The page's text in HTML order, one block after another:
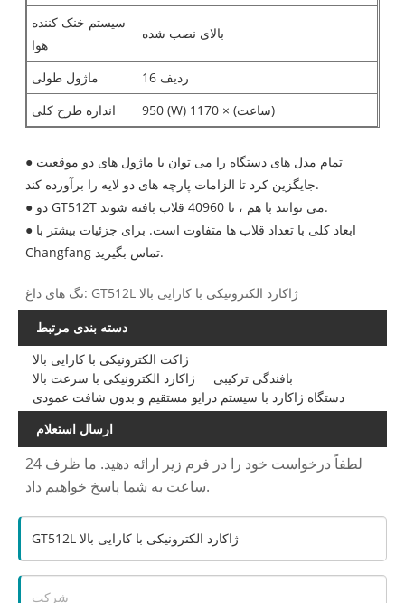
سیستم خنک کننده
هوا
بالای نصب شده
ماژول طولی
16 ردیف
اندازه طرح کلی
950 (W) 1170 × (ساعت)
● تمام مدل های دستگاه را می توان با ماژول های دو موقعیت
جایگزین کرد تا الزامات پارچه های دو لایه را برآورده کند.
● دو GT512T می توانند با هم ، تا 40960 قلاب بافته شوند.
● ابعاد کلی با تعداد قلاب ها متفاوت است. برای جزئیات بیشتر با
Changfang تماس بگیرید.
تگ های داغ: GT512L ژاکارد الکترونیکی با کارایی بالا
دسته بندی مرتبط
ژاکت الکترونیکی با کارایی بالا
ژاکارد الکترونیکی با سرعت بالا
بافندگی ترکیبی
دستگاه ژاکارد با سیستم درایو مستقیم و بدون شافت عمودی
ارسال استعلام
لطفاً درخواست خود را در فرم زیر ارائه دهید. ما ظرف 24
ساعت به شما پاسخ خواهیم داد.